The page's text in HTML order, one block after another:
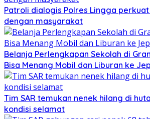
Patroli dialogis Polres Lingga
dengan masyarakat
Belanja Perlengkapan Sekolah di
Bisa Menang Mobil dan Liburan ke
Tim SAR temukan nenek hilang di
kondisi selamat